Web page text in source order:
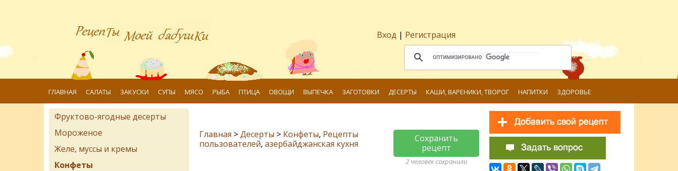
Вход | Регистрация
ГЛАВНАЯ САЛАТЫ ЗАКУСКИ СУПЫ МЯСО РЫБА ПТИЦА ОВОЩИ ВЫПЕЧКА ЗАГОТОВКИ ДЕСЕРТЫ КАШИ, ВАРЕНИКИ, ТВОРОГ НАПИТКИ ЗДОРОВЬЕ
Главная >Десерты > Конфеты, Рецепты
пользователей, азербайджанская кухня
Сохранить
рецепт
2 человек сохранили
Фруктово-ягодные десерты
Мороженое
Желе, муссы и кремы
Конфеты